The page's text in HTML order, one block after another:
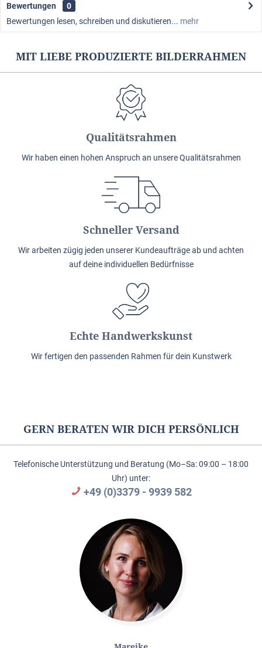
Bewertungen
0
Bewertungen lesen, schreiben und diskutieren... mehr
MIT LIEBE PRODUZIERTE BILDERRAHMEN
Qualitätsrahmen
Wir haben einen hohen Anspruch an unsere Qualitätsrahmen
Schneller Versand
Wir arbeiten zügig jeden unserer Kundeaufträge ab und achten
auf deine individuellen Bedürfnisse
Echte Handwerkskunst
Wir fertigen den passenden Rahmen für dein Kunstwerk
GERN BERATEN WIR DICH PERSÖNLICH
Telefonische Unterstützung und Beratung (Mo–Sa: 09:00 – 18:00
Uhr) unter:
+49 (0)3379 - 9939 582